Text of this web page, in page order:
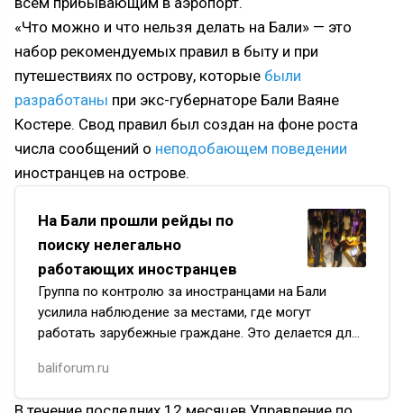
«Что можно и что нельзя делать на Бали» — это
набор рекомендуемых правил в быту и при
путешествиях по острову, которые были
разработаны при экс-губернаторе Бали Ваяне
Костере. Свод правил был создан на фоне роста
числа сообщений о неподобающем поведении
иностранцев на острове.
На Бали прошли рейды по
поиску нелегально
работающих иностранцев
Группа по контролю за иностранцами на Бали
усилила наблюдение за местами, где могут
работать зарубежные граждане. Это делается для
baliforum.ru